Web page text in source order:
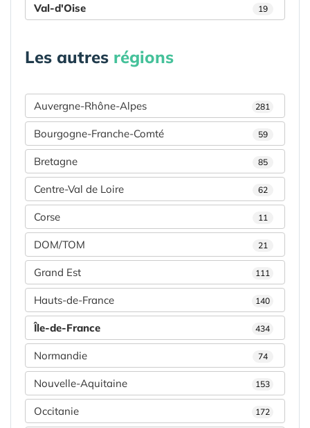
Val-d'Oise 19
Les autres régions
Auvergne-Rhône-Alpes 281
Bourgogne-Franche-Comté 59
Bretagne 85
Centre-Val de Loire 62
Corse 11
DOM/TOM 21
Grand Est 111
Hauts-de-France 140
Île-de-France 434
Normandie 74
Nouvelle-Aquitaine 153
Occitanie 172